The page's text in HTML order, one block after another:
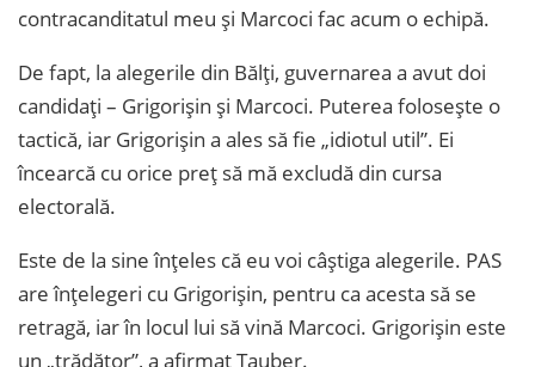
contracanditatul meu și Marcoci fac acum o echipă.
De fapt, la alegerile din Bălți, guvernarea a avut doi
candidați – Grigorișin și Marcoci. Puterea folosește o
tactică, iar Grigorișin a ales să fie „idiotul util”. Ei
încearcă cu orice preț să mă excludă din cursa
electorală.
Este de la sine înțeles că eu voi câștiga alegerile. PAS
are înțelegeri cu Grigorișin, pentru ca acesta să se
retragă, iar în locul lui să vină Marcoci. Grigorișin este
un „trădător”, a afirmat Tauber.